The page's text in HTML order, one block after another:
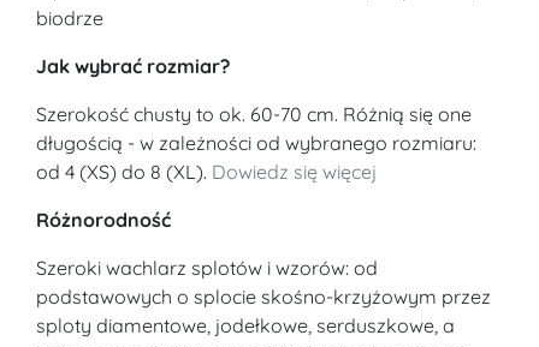
biodrze
Jak wybrać rozmiar?
Szerokość chusty to ok. 60-70 cm. Różnią się one
długością - w zależności od wybranego rozmiaru:
od 4 (XS) do 8 (XL). Dowiedz się więcej
Różnorodność
Szeroki wachlarz splotów i wzorów: od
podstawowych o splocie skośno-krzyżowym przez
sploty diamentowe, jodełkowe, serduszkowe, a